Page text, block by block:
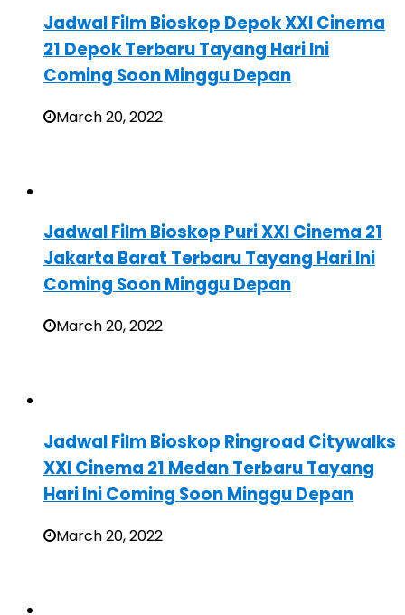
Jadwal Film Bioskop Depok XXI Cinema
21 Depok Terbaru Tayang Hari Ini
Coming Soon Minggu Depan
March 20, 2022
Jadwal Film Bioskop Puri XXI Cinema 21
Jakarta Barat Terbaru Tayang Hari Ini
Coming Soon Minggu Depan
March 20, 2022
Jadwal Film Bioskop Ringroad Citywalks
XXI Cinema 21 Medan Terbaru Tayang
Hari Ini Coming Soon Minggu Depan
March 20, 2022